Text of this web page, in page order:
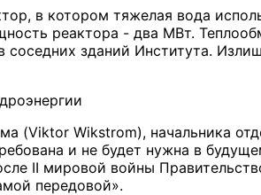
в котором тяжелая вода
реактора - два МВт.
соседних зданий Института.
(Viktor Wikstrom), начальника
и не будет нужна в
II мировой войны
передовой».